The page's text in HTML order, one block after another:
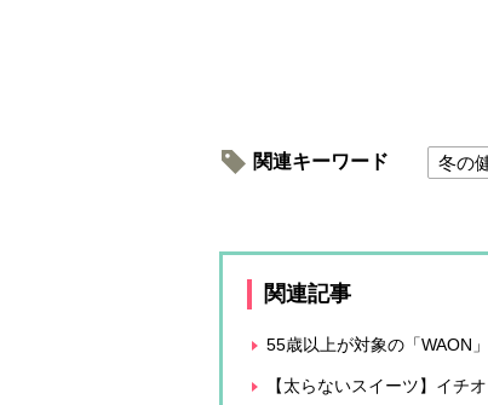
関連キーワード 冬の
関連記事
55歳以上が対象の「WAON
【太らないスイーツ】イチ